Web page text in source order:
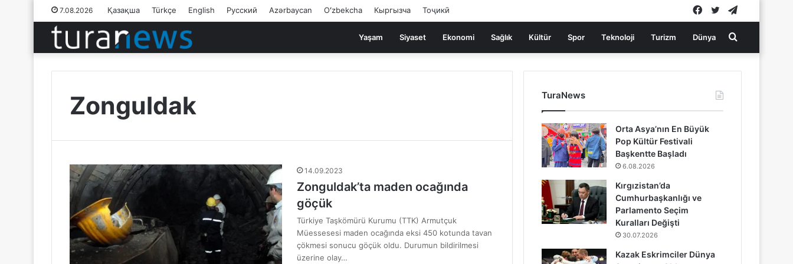
7.08.2026 Қазақша Türkçe English Русский Azərbaycan Oʻzbekcha Кыргызча Тоҷикӣ Twitter
Facebook
Yaşam Siyaset Ekonomi Sağlık Kültür Spor Teknoloji Turizm Dünya Arama
yap
Zonguldak
14.09.2023
Zonguldak’ta maden ocağında
göçük
Türkiye Taşkömürü Kurumu (TTK) Armutçuk
Müessesesi maden ocağında eksi 450 kotunda tavan
çökmesi sonucu göçük oldu. Durumun bildirilmesi
üzerine olay…
TuraNews
Orta Asya’nın En Büyük
Pop Kültür Festivali
Başkentte Başladı
6.08.2026
Kırgızistan’da
Cumhurbaşkanlığı ve
Parlamento Seçim
Kuralları Değişti
30.07.2026
Kazak Eskrimciler Dünya